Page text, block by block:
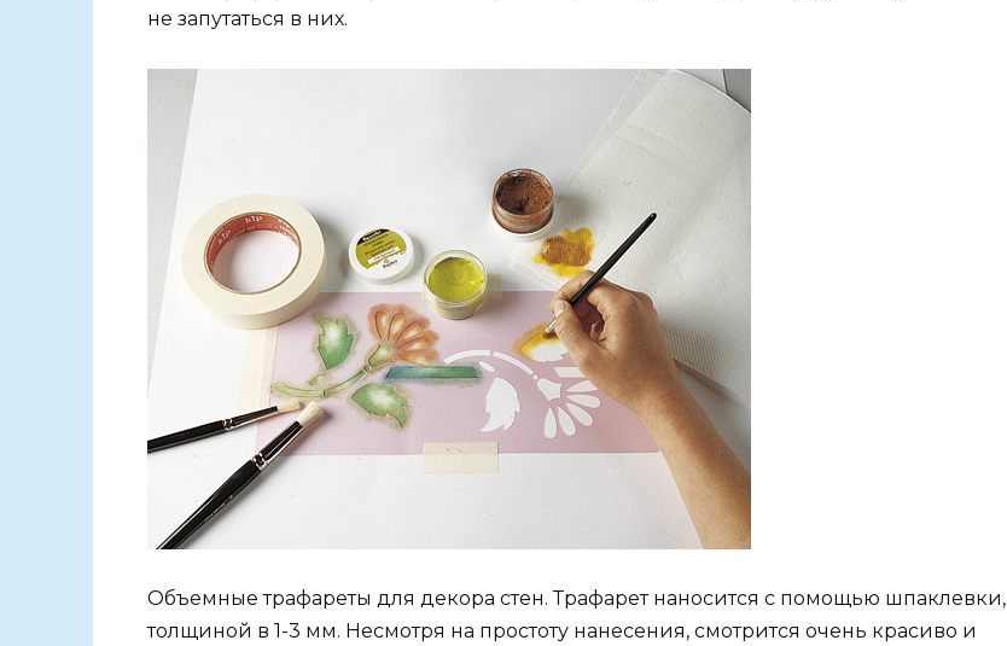
не запутаться в них.
Объемные трафареты для декора стен. Трафарет наносится с помощью шпаклевки,
толщиной в 1-3 мм. Несмотря на простоту нанесения, смотрится очень красиво и